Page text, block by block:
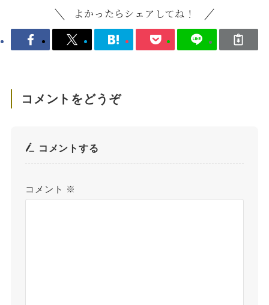
よかったらシェアしてね！
コメントをどうぞ
コメントする
コメント ※